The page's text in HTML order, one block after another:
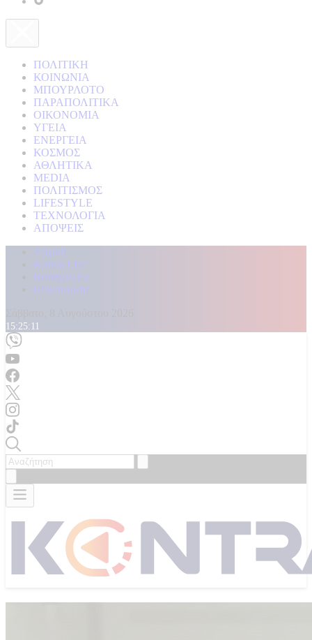
ΠΟΛΙΤΙΚΗ
ΚΟΙΝΩΝΙΑ
ΜΠΟΥΡΛΟΤΟ
ΠΑΡΑΠΟΛΙΤΙΚΑ
ΟΙΚΟΝΟΜΙΑ
ΥΓΕΙΑ
ΕΝΕΡΓΕΙΑ
ΚΟΣΜΟΣ
ΑΘΛΗΤΙΚΑ
MEDIA
ΠΟΛΙΤΙΣΜΟΣ
LIFESTYLE
ΤΕΧΝΟΛΟΓΙΑ
ΑΠΟΨΕΙΣ
Αρχική
Kontra Live
Καταγγελίες
Επικοινωνία
15:25:13